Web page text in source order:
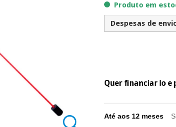
Produto em
Despesas de
Quer financiar lo e
Até aos 12 meses